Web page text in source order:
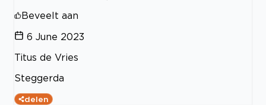
Beveelt aan
6 June 2023
Titus de Vries
Steggerda
delen